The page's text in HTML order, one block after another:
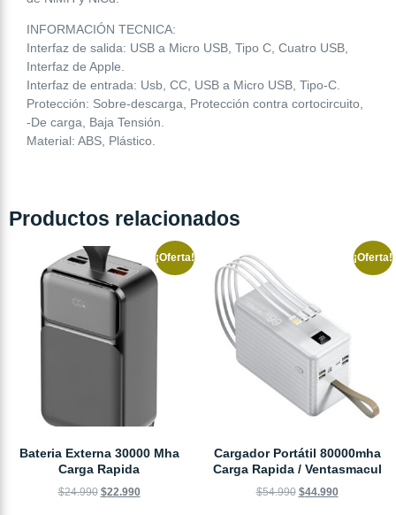
INFORMACIÓN TECNICA:
Interfaz de salida: USB a Micro USB, Tipo C, Cuatro USB,
Interfaz de Apple.
Interfaz de entrada: Usb, CC, USB a Micro USB, Tipo-C.
Protección: Sobre-descarga, Protección contra cortocircuito,
-De carga, Baja Tensión.
Material: ABS, Plástico.
Productos relacionados
¡Oferta!
Bateria Externa 30000 Mha
Carga Rapida
$24.990 $22.990
¡Oferta!
Cargador Portátil 80000mha
Carga Rapida / Ventasmacul
$54.990 $44.990